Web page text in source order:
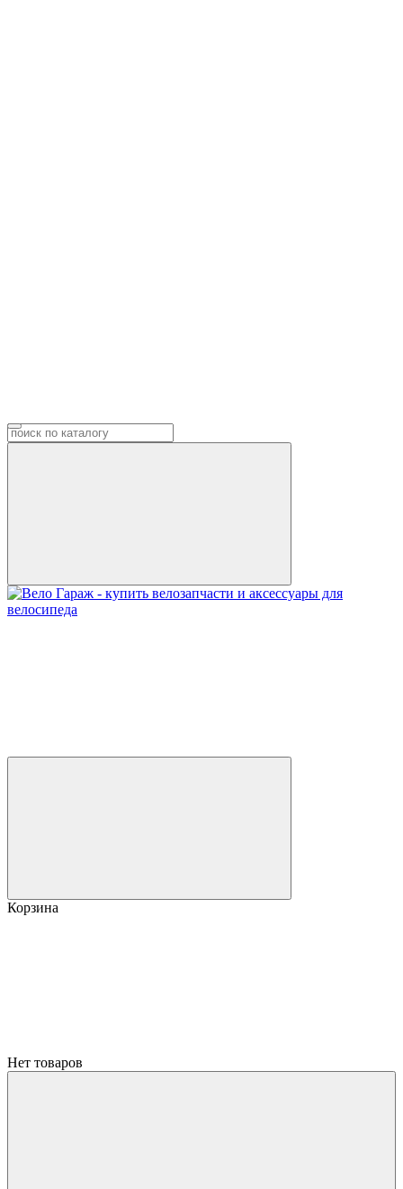
Корзина
Нет товаров